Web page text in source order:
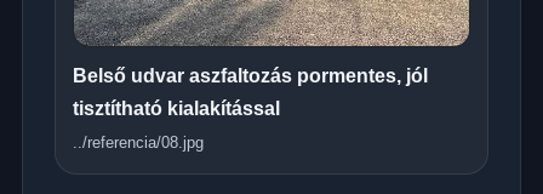
Belső udvar aszfaltozás pormentes, jól
tisztítható kialakítással
../referencia/08.jpg